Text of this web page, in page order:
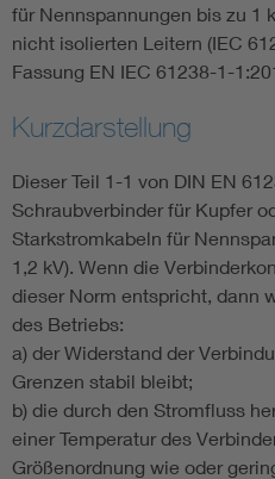
Cybersecurity in der
DIN VDE 0100 für sichere
Elektrofachkraft (EFK)
für Nennspannungen bis zu 1
nicht isolierten Leitern (IEC
Fassung EN IEC 61238-1-
Kurzdarstellung
Dieser Teil 1-1 von DIN EN
Schraubverbinder für Kupfer
Starkstromkabeln für
1,2 kV). Wenn die
dieser Norm entspricht, dann
des Betriebs:
a) der Widerstand der
Grenzen stabil bleibt;
b) die durch den Stromfluss
einer Temperatur des
Größenordnung wie oder